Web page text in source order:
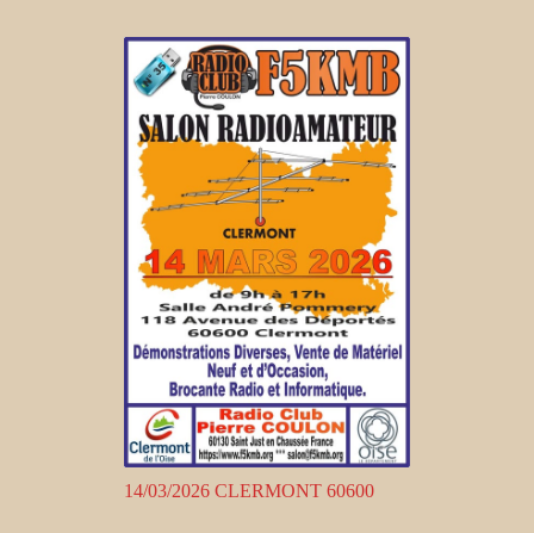
14/03/2026 CLERMONT 60600